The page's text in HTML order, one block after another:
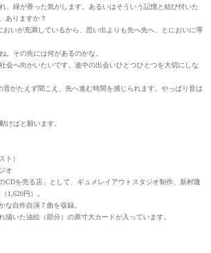
、緑が香った気がします。あるいはそういう記憶と結び付いた
ありますか？
おいが充満しているから、思い出よりも先へ先へ、とにおいに導
。その先には何があるのかな。
会へ向かいたいです。途中の出会いひとつひとつを大切にしな
音がたえず聞こえ、先へ進む時間を感じられます。やっぱり音は
けばと願います。
ト）
オ
CDを売る店」として、ギュメレイアウトスタジオ制作、新村隆
1,620円）。
な自作自演７曲を収録。
描いた油絵（部分）の原寸大カードが入っています。